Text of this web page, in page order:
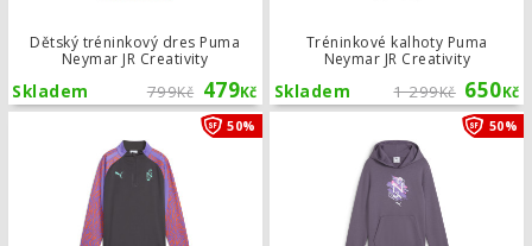
Dětský tréninkový dres Puma
Neymar JR Creativity
799Kč 479Kč
Skladem
Tréninkové kalhoty Puma
Neymar JR Creativity
1 299Kč 650Kč
Skladem
50% Dětská tréninková mikina Puma50%